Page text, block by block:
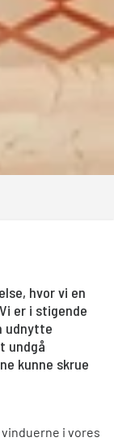
hvor vi en
er i stigende
udnytte
undgå
kunne skrue
i vores